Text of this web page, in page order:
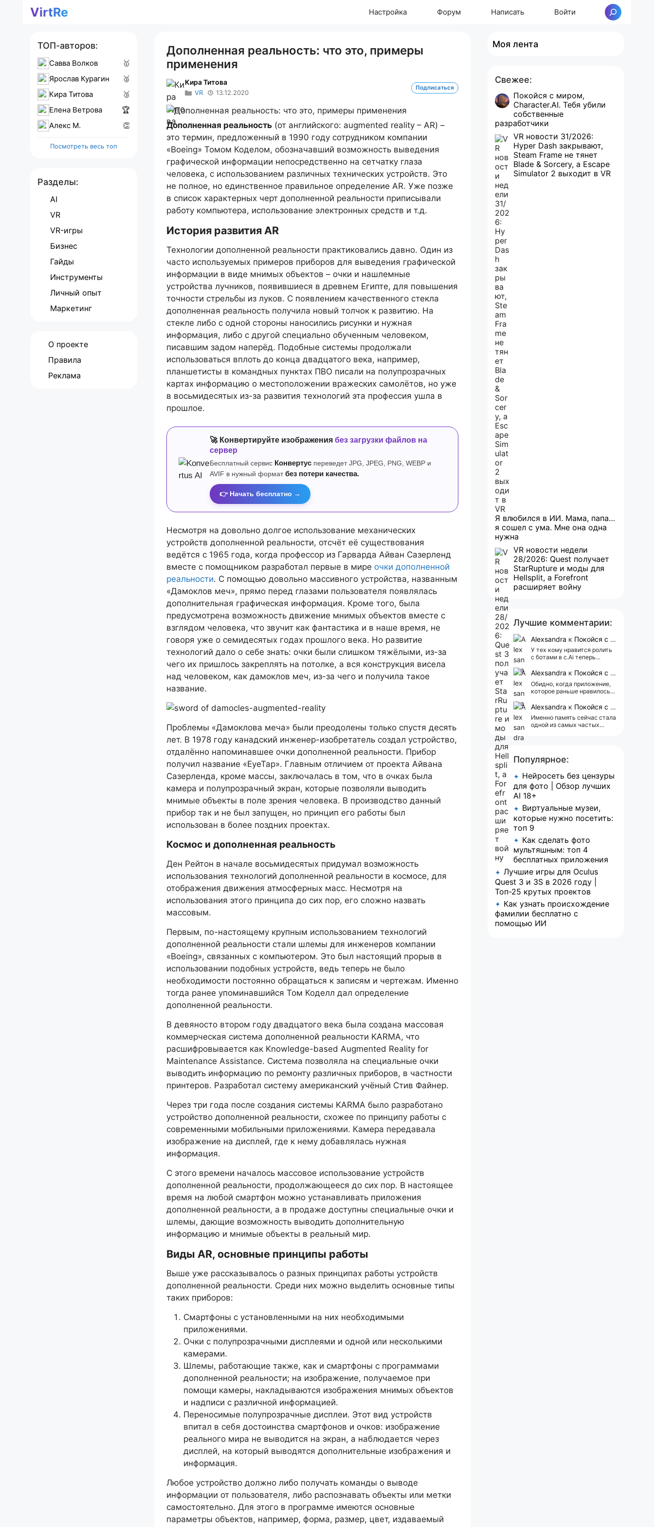
ПерейтиVirtRe Настройка Форум Написать Войти Поиск
Дополненная реальность: что это, примеры
применения
Кира Титова
VR 13.12.2020
Подписаться
Дополненная реальность (от английского: augmented reality – AR) –
это термин, предложенный в 1990 году сотрудником компании
«Boeing» Томом Коделом, обозначавший возможность выведения
графической информации непосредственно на сетчатку глаза
человека, с использованием различных технических устройств. Это
не полное, но единственное правильное определение AR. Уже позже
в список характерных черт дополненной реальности приписывали
работу компьютера, использование электронных средств и т.д.
История развития AR
Технологии дополненной реальности практиковались давно. Один из
часто используемых примеров приборов для выведения графической
информации в виде мнимых объектов – очки и нашлемные
устройства лучников, появившиеся в древнем Египте, для повышения
точности стрельбы из луков. С появлением качественного стекла
дополненная реальность получила новый толчок к развитию. На
стекле либо с одной стороны наносились рисунки и нужная
информация, либо с другой специально обученным человеком,
писавшим задом наперёд. Подобные системы продолжали
использоваться вплоть до конца двадцатого века, например,
планшетисты в командных пунктах ПВО писали на полупрозрачных
картах информацию о местоположении вражеских самолётов, но уже
в восьмидесятых из-за развития технологий эта профессия ушла в
прошлое.
🚀 Конвертируйте изображения без загрузки файлов на
сервер
Бесплатный сервис Конвертус переведет JPG, JPEG, PNG, WEBP и
AVIF в нужный формат без потери качества.
👉 Начать бесплатно →
Несмотря на довольно долгое использование механических
устройств дополненной реальности, отсчёт её существования
ведётся с 1965 года, когда профессор из Гарварда Айван Сазерленд
вместе с помощником разработал первые в мире очки дополненной
реальности. С помощью довольно массивного устройства, названным
«Дамоклов меч», прямо перед глазами пользователя появлялась
дополнительная графическая информация. Кроме того, была
предусмотрена возможность движение мнимых объектов вместе с
взглядом человека, что звучит как фантастика и в наше время, не
говоря уже о семидесятых годах прошлого века. Но развитие
технологий дало о себе знать: очки были слишком тяжёлыми, из-за
чего их пришлось закреплять на потолке, а вся конструкция висела
над человеком, как дамоклов меч, из-за чего и получила такое
название.
Проблемы «Дамоклова меча» были преодолены только спустя десять
лет. В 1978 году канадский инженер-изобретатель создал устройство,
отдалённо напоминавшее очки дополненной реальности. Прибор
получил название «EyeTap». Главным отличием от проекта Айвана
Сазерленда, кроме массы, заключалась в том, что в очках была
камера и полупрозрачный экран, которые позволяли выводить
мнимые объекты в поле зрения человека. В производство данный
прибор так и не был запущен, но принцип его работы был
использован в более поздних проектах.
Космос и дополненная реальность
Ден Рейтон в начале восьмидесятых придумал возможность
использования технологий дополненной реальности в космосе, для
отображения движения атмосферных масс. Несмотря на
использования этого принципа до сих пор, его сложно назвать
массовым.
Первым, по-настоящему крупным использованием технологий
дополненной реальности стали шлемы для инженеров компании
«Boeing», связанных с компьютером. Это был настоящий прорыв в
использовании подобных устройств, ведь теперь не было
необходимости постоянно обращаться к записям и чертежам. Именно
тогда ранее упоминавшийся Том Коделл дал определение
дополненной реальности.
В девяносто втором году двадцатого века была создана массовая
коммерческая система дополненной реальности KARMA, что
расшифровывается как Knowledge-based Augmented Reality for
Maintenance Assistance. Система позволяла на специальные очки
выводить информацию по ремонту различных приборов, в частности
принтеров. Разработал систему американский учёный Стив Файнер.
Через три года после создания системы KARMA было разработано
устройство дополненной реальности, схожее по принципу работы с
современными мобильными приложениями. Камера передавала
изображение на дисплей, где к нему добавлялась нужная
информация.
С этого времени началось массовое использование устройств
дополненной реальности, продолжающееся до сих пор. В настоящее
время на любой смартфон можно устанавливать приложения
дополненной реальности, а в продаже доступны специальные очки и
шлемы, дающие возможность выводить дополнительную
информацию и мнимые объекты в реальный мир.
Виды AR, основные принципы работы
Выше уже рассказывалось о разных принципах работы устройств
дополненной реальности. Среди них можно выделить основные типы
таких приборов:
Смартфоны с установленными на них необходимыми
приложениями.
Очки с полупрозрачными дисплеями и одной или несколькими
камерами.
Шлемы, работающие также, как и смартфоны с программами
дополненной реальности; на изображение, получаемое при
помощи камеры, накладываются изображения мнимых объектов
и надписи с различной информацией.
Переносимые полупрозрачные дисплеи. Этот вид устройств
впитал в себя достоинства смартфонов и очков: изображение
реального мира не выводится на экран, а наблюдается через
дисплей, на который выводятся дополнительные изображения и
информация.
Любое устройство должно либо получать команды о выводе
информации от пользователя, либо распознавать объекты или метки
самостоятельно. Для этого в программе имеются основные
параметры объектов, например, форма, размер, цвет, издаваемый
ТОП-авторов:
Савва Волков
🥇
Ярослав Курагин
🥈
Кира Титова
🥉
Елена Ветрова
🏆
Алекс M.
👏
Посмотреть весь топ
Разделы:
AI
VR
VR-игры
Бизнес
Гайды
Инструменты
Личный опыт
Маркетинг
О проекте
Правила
Реклама
Моя лента
Свежее:
Покойся с миром,
Character.AI. Тебя убили
собственные
разработчики
VR новости 31/2026:
Hyper Dash закрывают,
Steam Frame не тянет
Blade & Sorcery, а Escape
Simulator 2 выходит в VR
Я влюбился в ИИ. Мама, папа…
я сошел с ума. Мне она одна
нужна
VR новости недели
28/2026: Quest получает
StarRupture и моды для
Hellsplit, а Forefront
расширяет войну
Лучшие комментарии:
Alexsandra к Покойся с миром, Character.AI. Тебя убили собственные разработчики
У тех кому нравится ролить
с ботами в c.Ai теперь
АААААА 😁 ХВАТИТ 🤯😖😵‍💫
Alexsandra к Покойся с миром, Character.AI. Тебя убили собственные разработчики
Обидно, когда приложение,
которое раньше нравилось, а
реклама 😢
Alexsandra к Покойся с миром, Character.AI. Тебя убили собственные разработчики
Именно память сейчас стала
одной из самых частых
Популярное:
✦ Нейросеть без цензуры
для фото | Обзор лучших
AI 18+
✦ Виртуальные музеи,
которые нужно посетить:
топ 9
✦ Как сделать фото
мультяшным: топ 4
бесплатных приложения
✦ Лучшие игры для Oculus
Quest 3 и 3S в 2026 году |
Топ-25 крутых проектов
✦ Как узнать происхождение
фамилии бесплатно с
помощью ИИ